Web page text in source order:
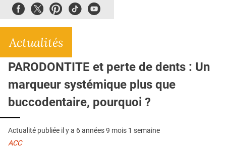
THÉMA
CRÉDITS
FacebookTwitterPinterest
TiktokYoubute
Actualités
PARODONTITE et perte de dents : Un
marqueur systémique plus que
buccodentaire, pourquoi ?
Actualité publiée il y a 6 années 9 mois 1 semaine
ACC